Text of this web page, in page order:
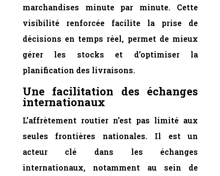
marchandises minute par minute. Cette
visibilité renforcée facilite la prise de
décisions en temps réel, permet de mieux
gérer les stocks et d’optimiser la
planification des livraisons.
Une facilitation des échanges
internationaux
L’affrètement routier n’est pas limité aux
seules frontières nationales. Il est un
acteur clé dans les échanges
internationaux, notamment au sein de